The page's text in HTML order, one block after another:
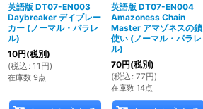
英語版 DT07-EN003
Daybreaker デイブレー
カー (ノーマル・パラレ
ル)
10円(税別)
(税込 : 11 円)
在庫数 9点
英語版 DT07-EN004
Amazoness Chain
Master アマゾネスの鎖
使い (ノーマル・パラレ
ル)
70円(税別)
(税込 : 77円)
在庫数 14点